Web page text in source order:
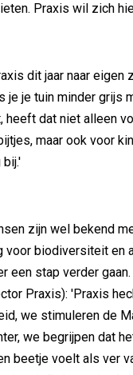
Praxis wil zich
dit jaar naar eigen
je je tuin minder grijs
heeft dat niet alleen
maar ook voor
bij.'
zijn wel bekend
voor biodiversiteit en
een stap verder
Praxis): 'Praxis
we stimuleren de
we begrijpen dat
beetje voelt als ver